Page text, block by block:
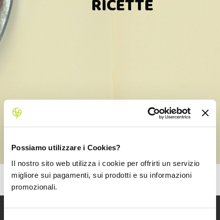
Possiamo utilizzare i Cookies?
Il nostro sito web utilizza i cookie per offrirti un servizio
migliore sui pagamenti, sui prodotti e su informazioni
promozionali.
RICETTE